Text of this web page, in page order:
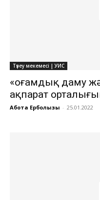
Түзеу мекемесі | УИС
«Қоғамдық даму
ақпарат
Ақбота Ерболқызы - 25.01.2022